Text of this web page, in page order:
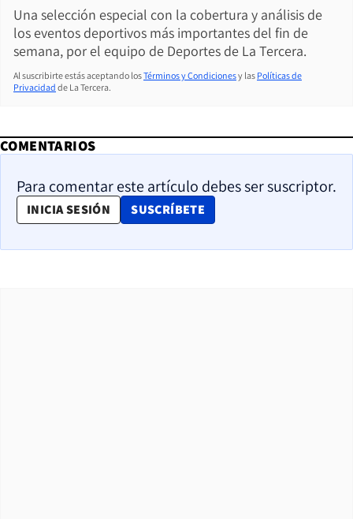
Una selección especial con la cobertura y análisis de
los eventos deportivos más importantes del fin de
semana, por el equipo de Deportes de La Tercera.
Al suscribirte estás aceptando losTérminos y Condicionesy las Políticas de
Privacidad de La Tercera.
COMENTARIOS
Para comentar este artículo debes ser suscriptor.
INICIA SESIÓN SUSCRÍBETE
OPENS IN NEW WINDOW